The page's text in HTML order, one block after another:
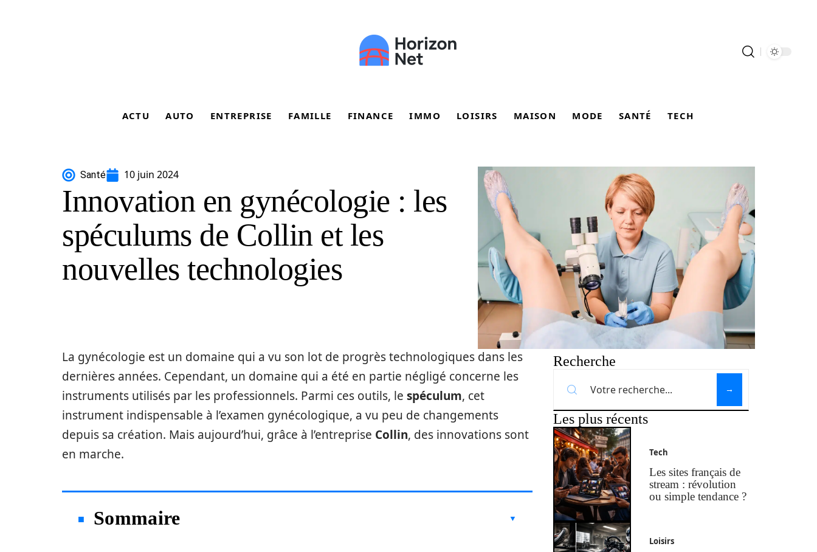
ACTU AUTO ENTREPRISE FAMILLE FINANCE IMMO LOISIRS MAISON MODE SANTÉ TECH
Santé 10 juin 2024
Innovation en gynécologie : les
spéculums de Collin et les
nouvelles technologies
La gynécologie est un domaine qui a vu son lot de progrès technologiques dans les
dernières années. Cependant, un domaine qui a été en partie négligé concerne les
instruments utilisés par les professionnels. Parmi ces outils, le spéculum, cet
instrument indispensable à l’examen gynécologique, a vu peu de changements
depuis sa création. Mais aujourd’hui, grâce à l’entreprise Collin, des innovations sont
en marche.
Sommaire
Recherche
Les plus récents
Tech
Les sites français de
stream : révolution
ou simple tendance ?
Loisirs